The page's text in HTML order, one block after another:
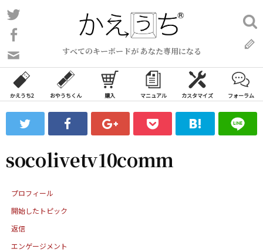
コ
ン
ン
ツ
ス
ッ
すべてのキーボードが あなた専用になる
い
合
わ
フ
ォ
ム
検
索:
かえうち2 おやうちくん 購入 マニュアル カスタマイズ フォーラム
socolivetv10comm
プロフィール
開始したトピック
返信
エンゲージメント